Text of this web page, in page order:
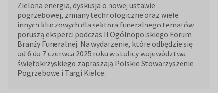
Zielona energia, dyskusja o nowej ustawie
pogrzebowej, zmiany technologiczne oraz wiele
innych kluczowych dla sektora funeralnego tematów
poruszą eksperci podczas II Ogólnopolskiego Forum
Branży Funeralnej. Na wydarzenie, które odbędzie się
od 6 do 7 czerwca 2025 roku w stolicy województwa
świętokrzyskiego zapraszają Polskie Stowarzyszenie
Pogrzebowe i Targi Kielce.